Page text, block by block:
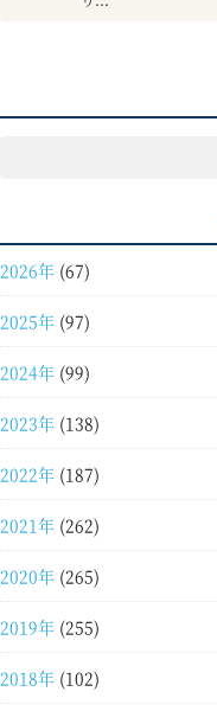
2026年 (67)
2025年 (97)
2024年 (99)
2023年 (138)
2022年 (187)
2021年 (262)
2020年 (265)
2019年 (255)
2018年 (102)